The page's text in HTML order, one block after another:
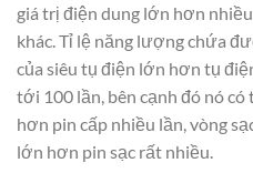
giá trị điện dung lớn hơn
khác. Tỉ lệ năng lượng chứa
của siêu tụ điện lớn hơn tụ
tới 100 lần, bên cạnh đó nó
hơn pin cấp nhiều lần, vòng
lớn hơn pin sạc rất nhiều.